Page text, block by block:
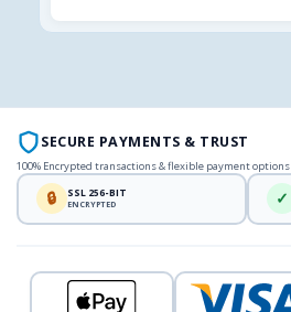
SECURE PAYMENTS & TRUST
100% Encrypted transactions & flexible payment options
🔒 SSL 256-BIT
ENCRYPTED ✓